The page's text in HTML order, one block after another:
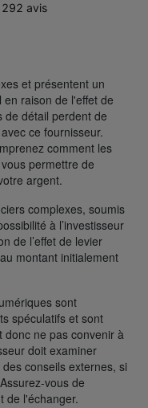
et présentent un
raison de l'effet de
de détail perdent de
ce fournisseur.
comment les
permettre de
argent.
complexes, soumis
à l’investisseur
de l’effet de levier
montant initialement
sont
spéculatifs et sont
donc ne pas convenir à
doit examiner
conseils externes, si
vous de
de l'échanger.